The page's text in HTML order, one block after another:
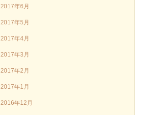
2017年6月
2017年5月
2017年4月
2017年3月
2017年2月
2017年1月
2016年12月